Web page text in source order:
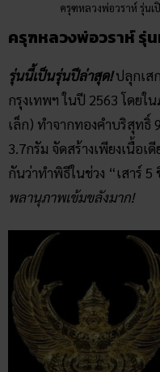
ครุฑหลวงพ่อวราห์ รุ่น
ครุฑหลวงพ่อวราห์ รุ่
รุ่นนี้เป็นรุ่นปีล่าสุด!ปลุกเส
กรุงเทพฯ ในปี 2563 โดย
เล็ก) ทำจากทองคำบริสุท
3.7กรัม จัดสร้างเพียงเนื้อ
กันว่าทำพิธีในช่วง “เสาร์ 5
พลานุภาพเข้มขลังมาก!